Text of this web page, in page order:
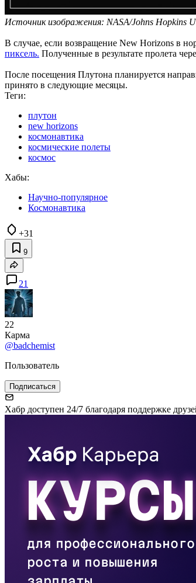
Источник изображения: NASA/Johns Hopkins
В случае, если возвращение New Horizons в
пиксель. Полученные в результате пролета
После посещения Плутона планируется
принято в следующие месяцы.
Теги:
плутон
new horizons
космонавтика
космические полеты
космос
Хабы:
Научно-популярное
Космонавтика
+31
9
21
22
Карма
@badchemist
Пользователь
Подписаться
Хабр доступен 24/7 благодаря поддержке